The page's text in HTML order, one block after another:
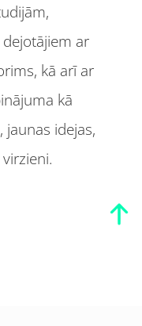
ar
kā arī ar
kā
jaunas idejas,